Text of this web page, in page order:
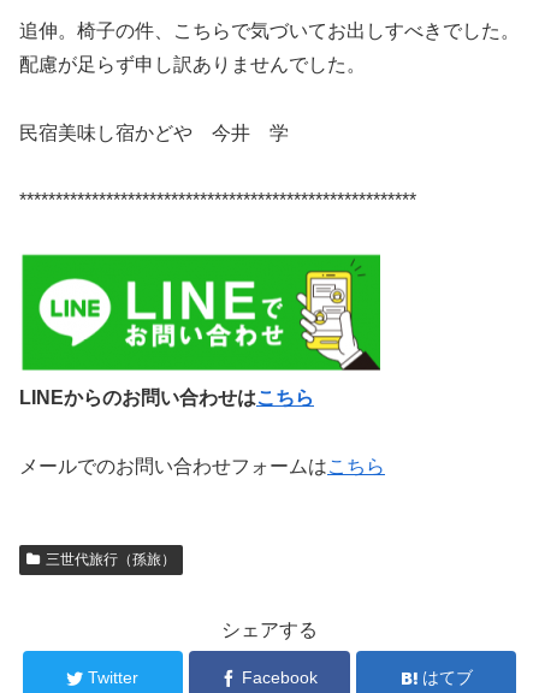
追伸。椅子の件、こちらで気づいてお出しすべきでした。
配慮が足らず申し訳ありませんでした。
民宿美味し宿かどや 今井 学
*******************************************************
LINEからのお問い合わせはこちら
メールでのお問い合わせフォームはこちら
三世代旅行（孫旅）
シェアする
Twitter Facebook はてブ